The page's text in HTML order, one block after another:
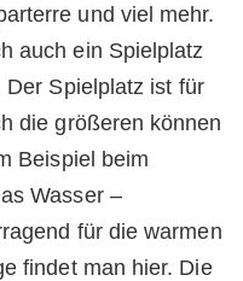
und viel mehr.
auch ein Spielplatz
Spielplatz ist für
die größeren können
Beispiel beim
Wasser –
für die warmen
findet man hier. Die